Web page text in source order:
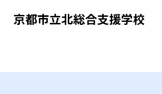
京都市立北総合支援学校